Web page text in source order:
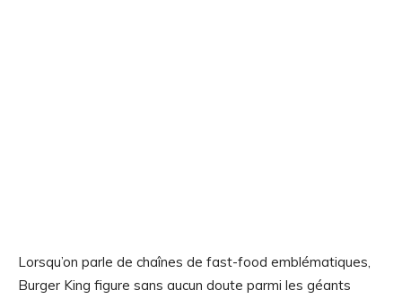
Lorsqu’on parle de chaînes de fast-food emblématiques,
Burger King figure sans aucun doute parmi les géants